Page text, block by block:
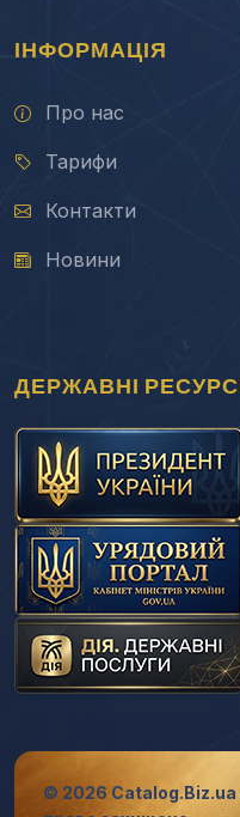
ІНФОРМАЦІЯ
Про нас
Тарифи
Контакти
Новини
ДЕРЖАВНІ
© 2026 Catalog.Biz.ua